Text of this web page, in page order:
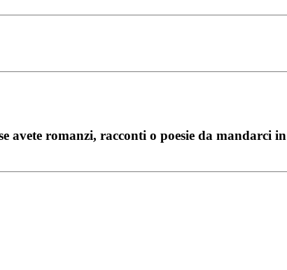
avete romanzi, racconti o poesie da mandarci